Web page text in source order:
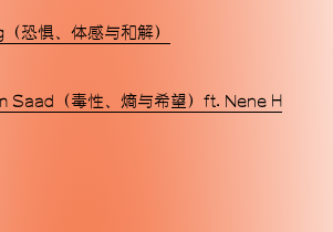
恐惧、体感与和解）
Saad（毒性、熵与希望）ft. Nene H